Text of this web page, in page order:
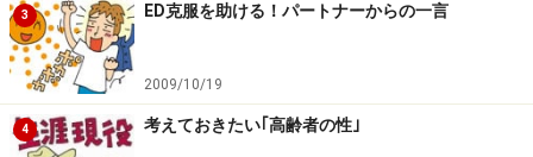
3 ED克服を助ける！パートナーからの一言
2009/10/19
4 考えておきたい｢高齢者の性｣